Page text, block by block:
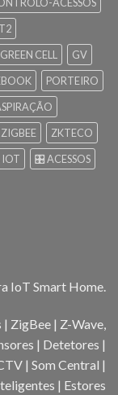
ACESSOS
GREEN CELL
GV
PORTEIRO
ZIGBEE
ZKTECO
IOT
🎛️ ACESSOS
IoT Smart Home.
ZigBee | Z-Wave,
| Detetores |
| Som Central |
| Estores